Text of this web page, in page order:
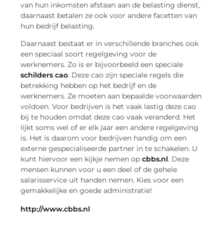
van hun inkomsten afstaan aan de belasting dienst,
daarnaast betalen ze ook voor andere facetten van
hun bedrijf belasting.
Daarnaast bestaat er in verschillende branches ook
een speciaal soort regelgeving voor de
werknemers. Zo is er bijvoorbeeld een speciale
schilders cao. Deze cao zijn speciale regels die
betrekking hebben op het bedrijf en de
werknemers. Ze moeten aan bepaalde voorwaarden
voldoen. Voor bedrijven is het vaak lastig deze cao
bij te houden omdat deze cao vaak veranderd. Het
lijkt soms wel of er elk jaar een andere regelgeving
is. Het is daarom voor bedrijven handig om een
externe gespecialiseerde partner in te schakelen. U
kunt hiervoor een kijkje nemen opcbbs.nl. Deze
mensen kunnen voor u een deel of de gehele
salarisservice uit handen nemen. Kies voor een
gemakkelijke en goede administratie!
http://www.cbbs.nl